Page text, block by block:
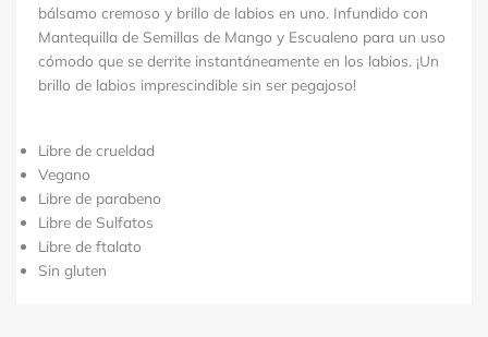
bálsamo cremoso y brillo de labios en uno. Infundido con
Mantequilla de Semillas de Mango y Escualeno para un uso
cómodo que se derrite instantáneamente en los labios. ¡Un
brillo de labios imprescindible sin ser pegajoso!
Libre de crueldad
Vegano
Libre de parabeno
Libre de Sulfatos
Libre de ftalato
Sin gluten